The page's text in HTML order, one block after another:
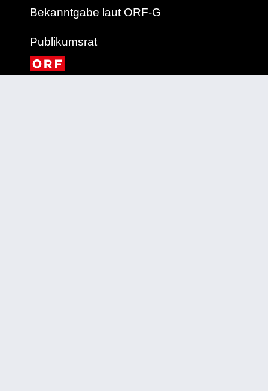
Bekanntgabe laut ORF-G
Publikumsrat